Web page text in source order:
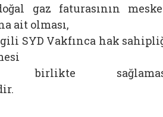
gaz faturasının
ait olması,
SYD Vakfınca hak
birlikte